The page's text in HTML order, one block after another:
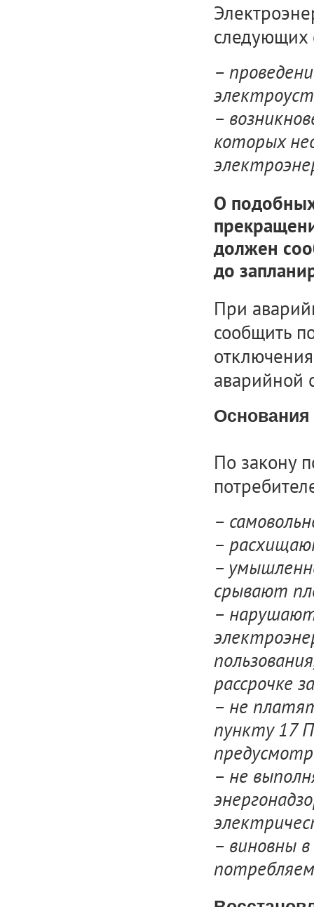
следующих
–
–
которых
О
должен
до
При
сообщить
аварийной
По закону
–
–
–
срывают
–
рассрочке
– не
пункту 17
– не
– виновны